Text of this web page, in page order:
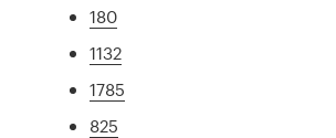
180
1132
1785
825